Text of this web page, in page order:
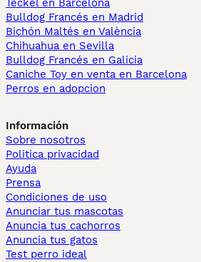
Teckel en Barcelona
Bulldog Francés en Madrid
Bichón Maltés en València
Chihuahua en Sevilla
Bulldog Francés en Galicia
Caniche Toy en venta en Barcelona
Perros en adopcion
Información
Sobre nosotros
Politica privacidad
Ayuda
Prensa
Condiciones de uso
Anunciar tus mascotas
Anuncia tus cachorros
Anuncia tus gatos
Test perro ideal